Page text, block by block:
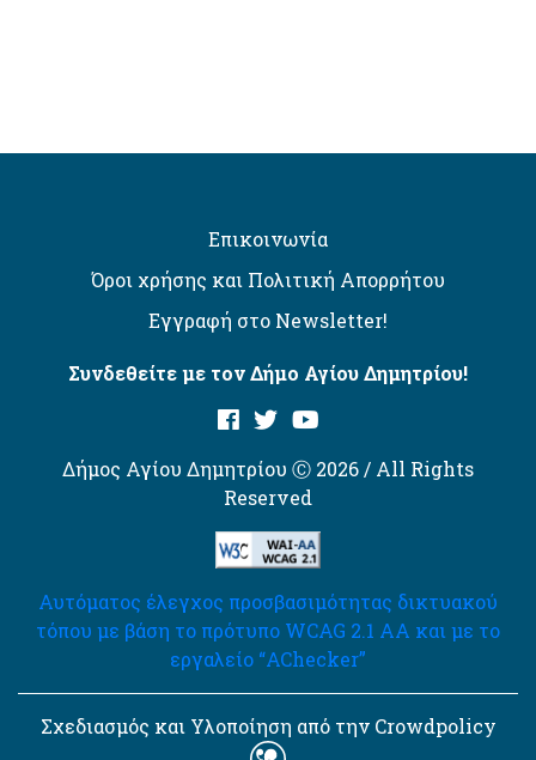
Επικοινωνία
Όροι χρήσης και Πολιτική Απορρήτου
Εγγραφή στο Newsletter!
Συνδεθείτε με τον Δήμο Αγίου Δημητρίου!
Δήμος Αγίου Δημητρίου Ⓒ 2026 / All Rights
Reserved
Αυτόματος έλεγχος προσβασιμότητας δικτυακού
τόπου με βάση το πρότυπο WCAG 2.1 AA και με το
εργαλείο “AChecker”
Σχεδιασμός και Υλοποίηση από την Crowdpolicy